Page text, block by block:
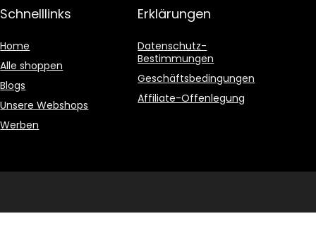
Schnelllinks
Home
Alle shoppen
Blogs
Unsere Webshops
Werben
Erklärungen
Datenschutz-
Bestimmungen
Geschäftsbedingungen
Affiliate-Offenlegung